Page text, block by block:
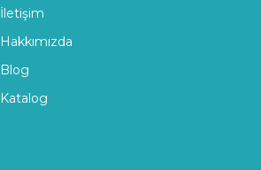
İletişim
Hakkımızda
Blog
Katalog